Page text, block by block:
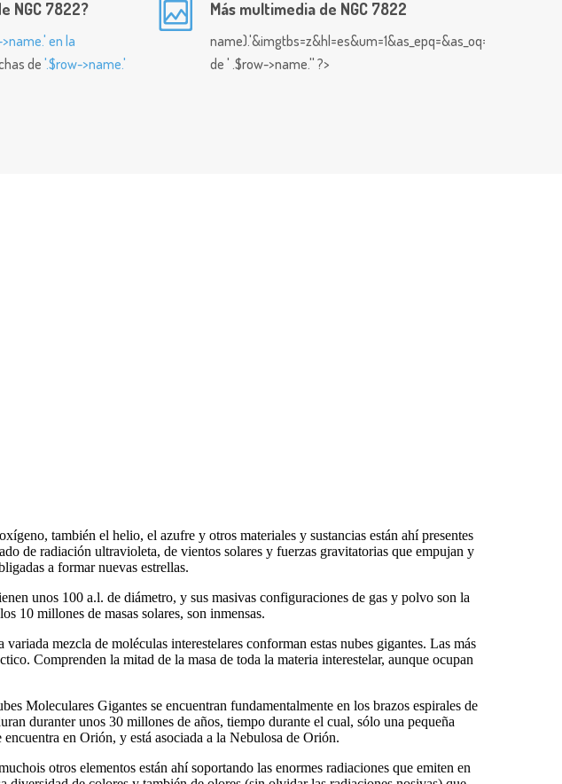
NGC 7822?
en la
de'.$row->name.'
Más multimedia de NGC 7822
de ' .$row->name.'' ?>